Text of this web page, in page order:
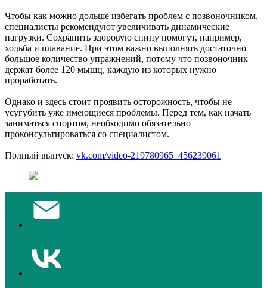
Чтобы как можно дольше избегать проблем с позвоночником,
специалисты рекомендуют увеличивать динамические
нагрузки. Сохранить здоровую спину помогут, например,
ходьба и плавание. При этом важно выполнять достаточно
большое количество упражнений, потому что позвоночник
держат более 120 мышц, каждую из которых нужно
проработать.
Однако и здесь стоит проявить осторожность, чтобы не
усугубить уже имеющиеся проблемы. Перед тем, как начать
заниматься спортом, необходимо обязательно
проконсультироваться со специалистом.
Полный выпуск: vk.com/video-219780965_456239061